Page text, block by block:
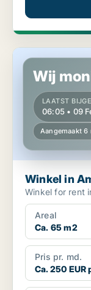
Winkel in
Wij
LAATST
06:05 • 09
Aangemaakt 6
Winkel in
Winkel for rent
Areal
Ca. 65 m2
Pris pr. md.
Ca. 250 EUR